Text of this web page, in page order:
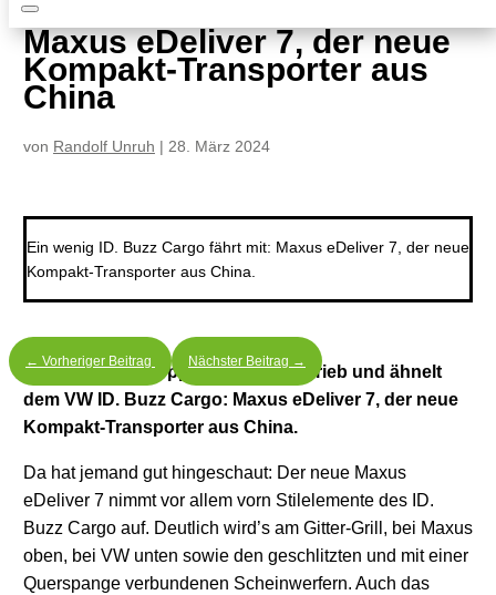
Maxus eDeliver 7, der neue
Kompakt-Transporter aus
China
von Randolf Unruh | 28. März 2024
Ein wenig ID. Buzz Cargo fährt mit: Maxus eDeliver 7, der neue
Kompakt-Transporter aus China.
Er ist stark, schleppt viel, hat E-Antrieb und ähnelt
dem VW ID. Buzz Cargo: Maxus eDeliver 7, der neue
Kompakt-Transporter aus China.
Da hat jemand gut hingeschaut: Der neue Maxus
eDeliver 7 nimmt vor allem vorn Stilelemente des ID.
Buzz Cargo auf. Deutlich wird’s am Gitter-Grill, bei Maxus
oben, bei VW unten sowie den geschlitzten und mit einer
Querspange verbundenen Scheinwerfern. Auch das
← Vorheriger Beitrag Nächster Beitrag →